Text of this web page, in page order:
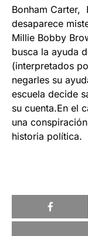
Bonham Carter,
desaparece
Millie Bobby
busca la ayuda
(interpretados
negarles su
escuela decide
su cuenta.En el
una
historia política.